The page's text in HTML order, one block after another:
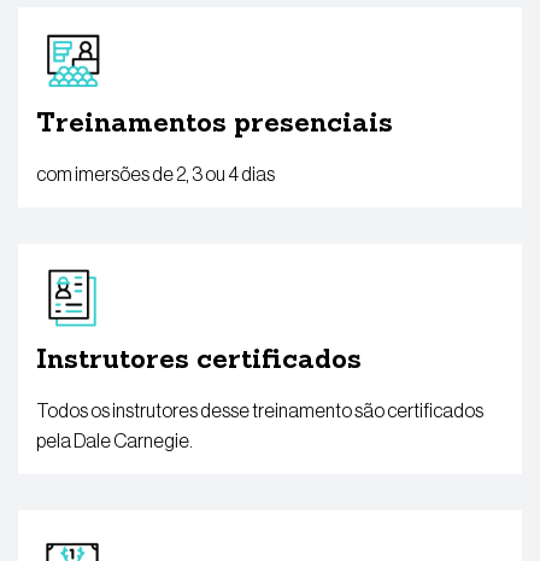
Treinamentos presenciais
com imersões de 2, 3 ou 4 dias
Instrutores certificados
Todos os instrutores desse treinamento são certificados
pela Dale Carnegie.